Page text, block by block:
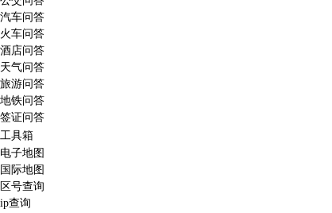
汽车问答
火车问答
酒店问答
天气问答
旅游问答
地铁问答
签证问答
工具箱
电子地图
国际地图
区号查询
ip查询